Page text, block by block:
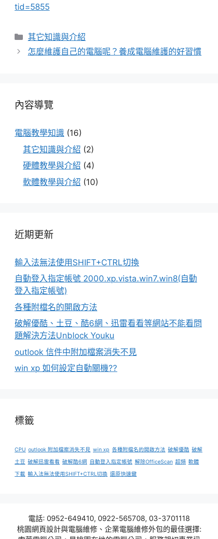
tid=5855
分
類
其它知識與介紹
怎麼維護自己的電腦呢？養成電腦維護的好習慣
內容導覽
電腦教學知識 (16)
其它知識與介紹 (2)
硬體教學與介紹 (4)
軟體教學與介紹 (10)
近期更新
輸入法無法使用SHIFT+CTRL切換
自動登入指定帳號 2000.xp.vista.win7.win8(自動
登入指定帳號)
各種附檔名的開啟方法
破解優酷、土豆、酷6網、迅雷看看等網站不能看問
題解決方法Unblock Youku
outlook 信件中附加檔案消失不見
win xp 如何設定自動關機??
標籤
CPU outlook 附加檔案消失不見 win xp 各種附檔名的開啟方法 破解優酷 破解
土豆 破解迅雷看看 破解酷6網 自動登入指定帳號 解除OfficeScan 超頻 軟體
下載 輸入法無法使用SHIFT+CTRL切換 還原快速鍵
電話: 0952-649410, 0922-565708, 03-3701118
桃園網頁設計與電腦維修、企業電腦維修外包的最佳選擇: